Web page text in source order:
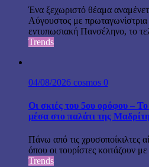
Ένα ξεχωριστό θέαμα
Αύγουστος με πρωταγωνίστρια
εντυπωσιακή Πανσέληνο, το
Trends
04/08/2026 cosmos 0
Οι σκιές του 5ου ορόφου –
μέσα στο παλάτι της
Πάνω από τις χρυσοποίκιλτες
όπου οι τουρίστες κοιτάζουν
Trends